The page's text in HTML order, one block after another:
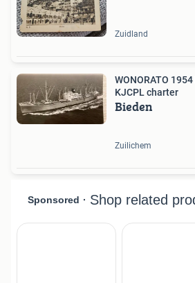
Zuidland
WONORATO 1954 Rotterdamsche Lloyd
KJCPL charter
Bieden
Zuilichem